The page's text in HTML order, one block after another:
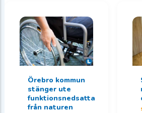
Örebro kommun
stänger ute
funktionsnedsatta
från naturen